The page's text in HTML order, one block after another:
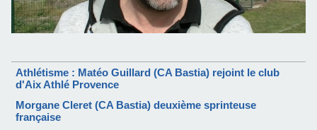
Athlétisme : Matéo Guillard (CA Bastia) rejoint le club
d'Aix Athlé Provence
Morgane Cleret (CA Bastia) deuxième sprinteuse
française